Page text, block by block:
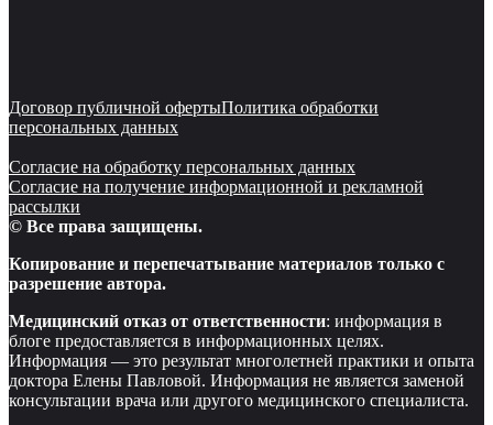
Договор публичной офертыПолитика обработки
персональных данных
Согласие на обработку персональных данных
Согласие на получение информационной и рекламной
рассылки
© Все права защищены.
Копирование и перепечатывание материалов только с
разрешение автора.
Медицинский отказ от ответственности: информация в
блоге предоставляется в информационных целях.
Информация — это результат многолетней практики и опыта
доктора Елены Павловой. Информация не является заменой
консультации врача или другого медицинского специалиста.